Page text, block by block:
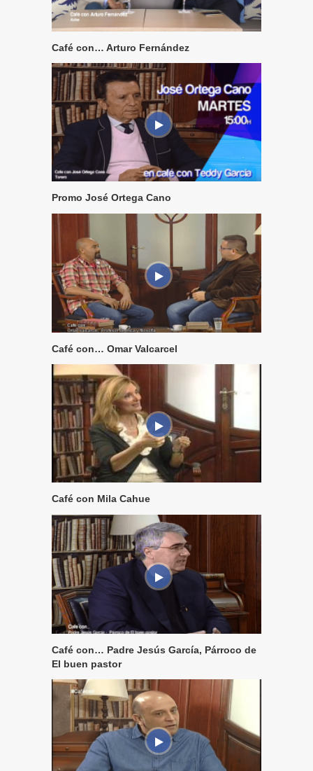
Café con… Arturo Fernández
Promo José Ortega Cano
Café con… Omar Valcarcel
Café con Mila Cahue
Café con… Padre Jesús García, Párroco de
El buen pastor